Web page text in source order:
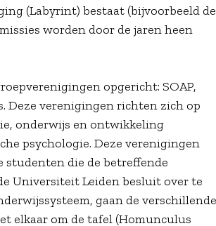
(Labyrint) bestaat (bijvoorbeeld de
worden door de jaren heen
opgericht: SOAP,
Deze verenigingen richten zich op
onderwijs en ontwikkeling
psychologie. Deze verenigingen
die de betreffende
Universiteit Leiden besluit over te
gaan de verschillende
elkaar om de tafel (Homunculus